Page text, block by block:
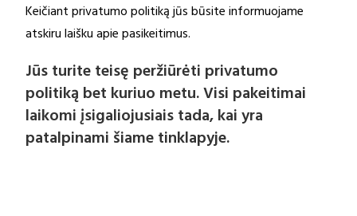
Keičiant privatumo politiką jūs būsite informuojame
atskiru laišku apie pasikeitimus.
Jūs turite teisę peržiūrėti privatumo
politiką bet kuriuo metu. Visi pakeitimai
laikomi įsigaliojusiais tada, kai yra
patalpinami šiame tinklapyje.